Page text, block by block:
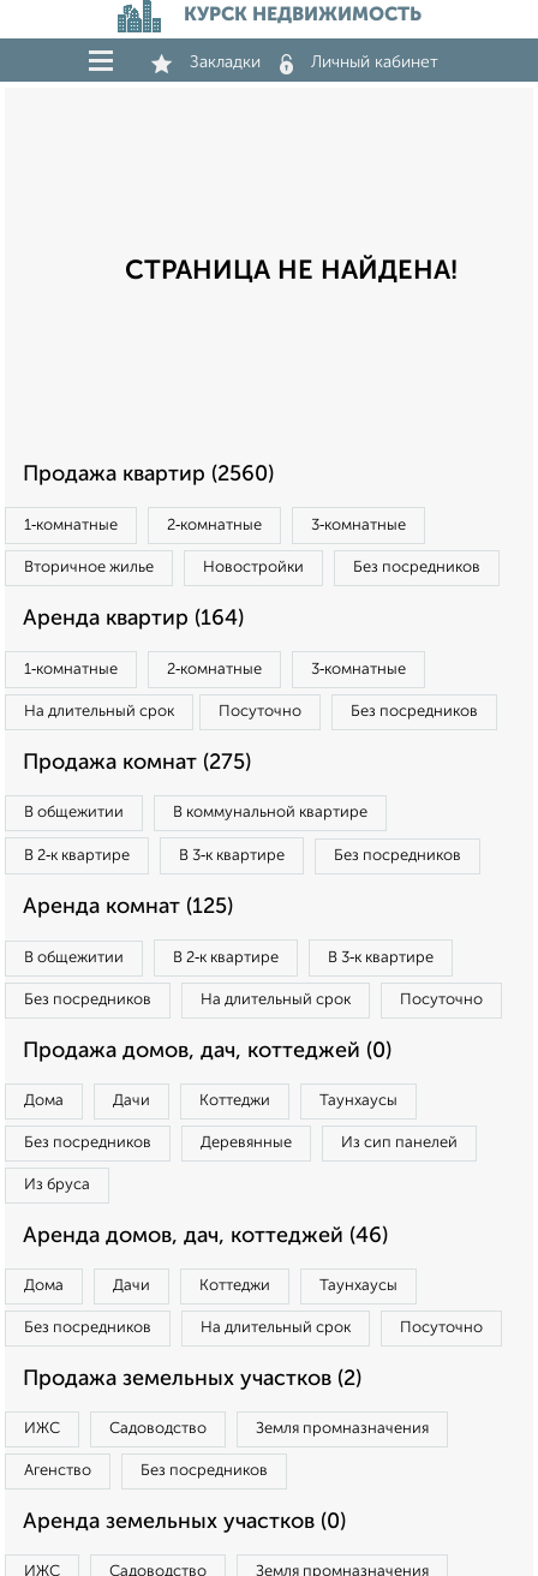
КУРСК НЕДВИЖИМОСТЬ
Закладки Личный кабинет
СТРАНИЦА НЕ НАЙДЕНА!
Продажа квартир (2560)
1‑комнатные 2‑комнатные 3‑комнатные
Вторичное жилье Новостройки Без посредников
Аренда квартир (164)
1‑комнатные 2‑комнатные 3‑комнатные
На длительный срок Посуточно Без посредников
Продажа комнат (275)
В общежитии В коммунальной квартире
В 2‑к квартире В 3‑к квартире Без посредников
Аренда комнат (125)
В общежитии В 2‑к квартире В 3‑к квартире
Без посредников На длительный срок Посуточно
Продажа домов, дач, коттеджей (0)
Дома Дачи Коттеджи Таунхаусы
Без посредников Деревянные Из сип панелей
Из бруса
Аренда домов, дач, коттеджей (46)
Дома Дачи Коттеджи Таунхаусы
Без посредников На длительный срок Посуточно
Продажа земельных участков (2)
ИЖС Садоводство Земля промназначения
Агенство Без посредников
Аренда земельных участков (0)
ИЖС Садоводство Земля промназначения